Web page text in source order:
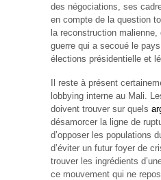
des négociations, ses
en compte de la question
la reconstruction
guerre qui a secoué le
élections présidentielle et
Il reste à présent
lobbying interne au Mali.
doivent trouver sur quels
désamorcer la ligne de
d’opposer les populations
d’éviter un futur foyer de
trouver les ingrédients
ce mouvement qui ne